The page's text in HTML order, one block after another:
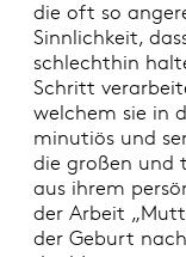
die oft so
Sinnlichkeit,
schlechthin
Schritt
welchem sie in
minutiös und
die großen und
aus ihrem
der Arbeit
der Geburt